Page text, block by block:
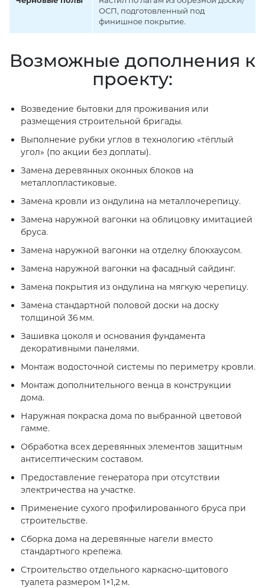
ОСП, подготовленный под
финишное покрытие.
Возможные дополнения к
проекту:
Возведение бытовки для проживания или
размещения строительной бригады.
Выполнение рубки углов в технологию «тёплый
угол» (по акции без доплаты).
Замена деревянных оконных блоков на
металлопластиковые.
Замена кровли из ондулина на металлочерепицу.
Замена наружной вагонки на облицовку имитацией
бруса.
Замена наружной вагонки на отделку блокхаусом.
Замена наружной вагонки на фасадный сайдинг.
Замена покрытия из ондулина на мягкую черепицу.
Замена стандартной половой доски на доску
толщиной 36 мм.
Зашивка цоколя и основания фундамента
декоративными панелями.
Монтаж водосточной системы по периметру кровли.
Монтаж дополнительного венца в конструкции
дома.
Наружная покраска дома по выбранной цветовой
гамме.
Обработка всех деревянных элементов защитным
антисептическим составом.
Предоставление генератора при отсутствии
электричества на участке.
Применение сухого профилированного бруса при
строительстве.
Сборка дома на деревянные нагели вместо
стандартного крепежа.
Строительство отдельного каркасно‑щитового
туалета размером 1×1,2 м.